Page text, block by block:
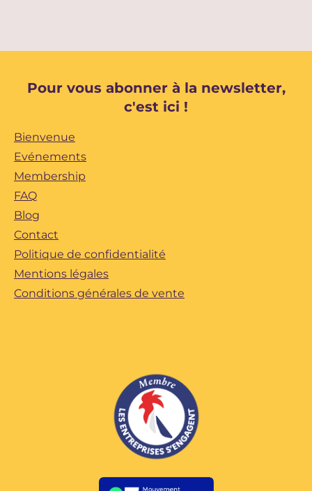
Pour vous abonner à la newsletter,
c'est ici !
Bienvenue
Evénements
Membership
FAQ
Blog
Contact
Politique de confidentialité
Mentions légales
Conditions générales de vente